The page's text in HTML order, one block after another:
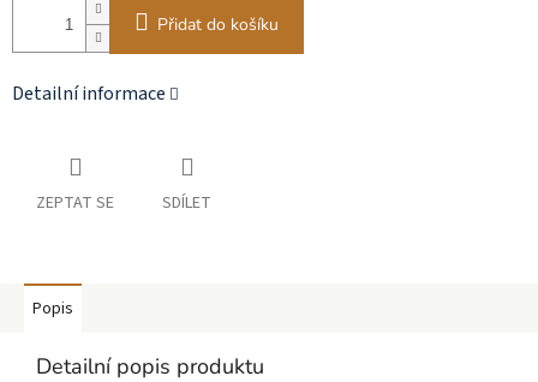
Přidat do košíku
Detailní informace
ZEPTAT SE SDÍLET
Popis
Detailní popis produktu